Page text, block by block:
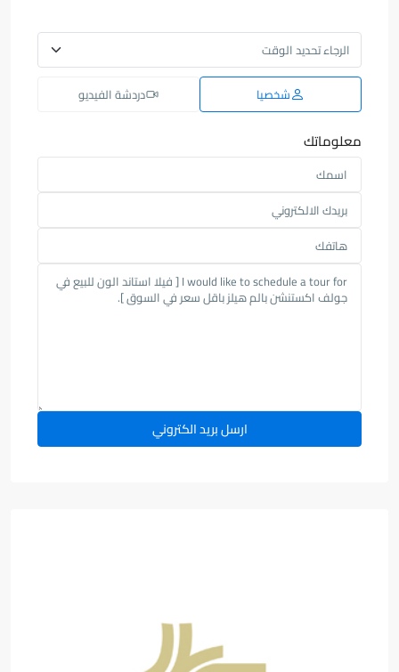
شخصيا دردشة الفيديو
معلوماتك